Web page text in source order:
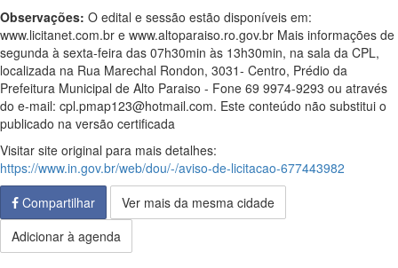
Observações: O edital e sessão estão disponíveis em:
www.licitanet.com.br e www.altoparaiso.ro.gov.br Mais informações de
segunda à sexta-feira das 07h30min às 13h30min, na sala da CPL,
localizada na Rua Marechal Rondon, 3031- Centro, Prédio da
Prefeitura Municipal de Alto Paraiso - Fone 69 9974-9293 ou através
do e-mail: cpl.pmap123@hotmail.com. Este conteúdo não substitui o
publicado na versão certificada
Visitar site original para mais detalhes:
https://www.in.gov.br/web/dou/-/aviso-de-licitacao-677443982
Compartilhar
Ver mais da mesma cidade
Adicionar à agenda